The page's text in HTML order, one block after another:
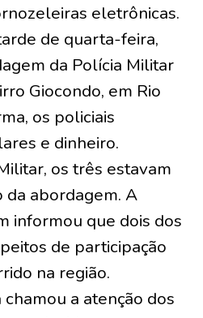
eletrônicas.
de quarta-feira,
da Polícia Militar
Giocondo, em Rio
os policiais
e dinheiro.
os três estavam
abordagem. A
informou que dois dos
de participação
na região.
a atenção dos